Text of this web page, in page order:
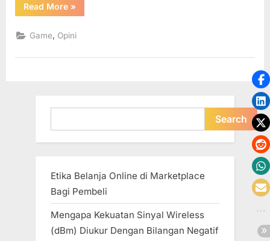
Read More“Anggapan
Negatif
Keliru
Tentang
Dari
»
Game, Opini
Search
Etika Belanja Online di Marketplace
Bagi Pembeli
Mengapa Kekuatan Sinyal Wireless
(dBm) Diukur Dengan Bilangan Negatif